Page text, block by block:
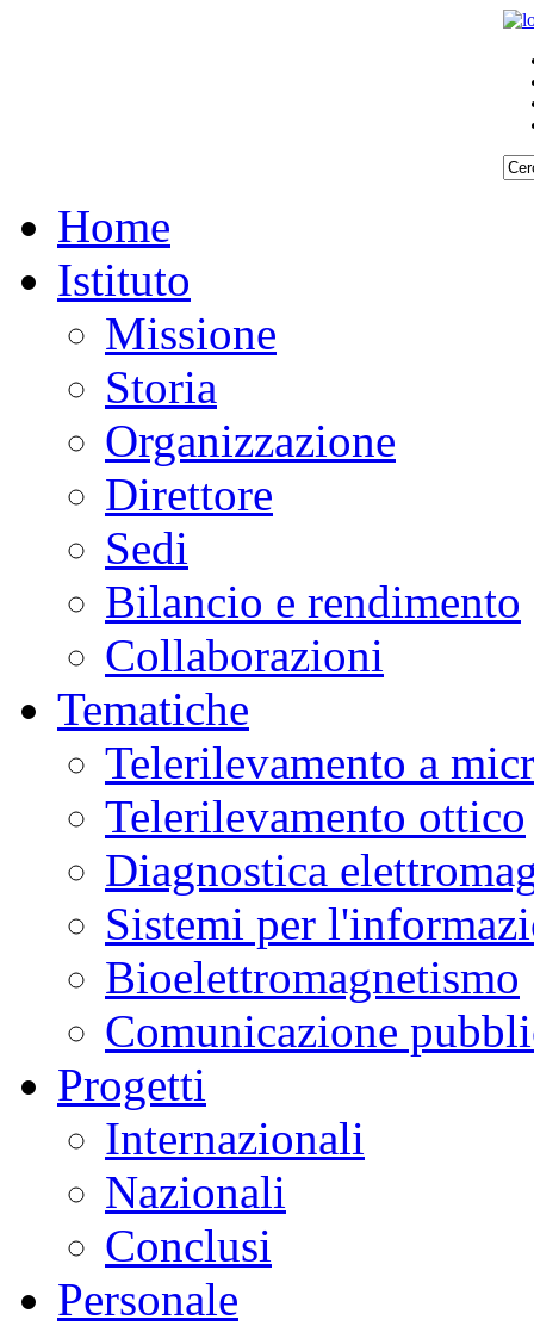
Home
Istituto
Missione
Storia
Organizzazione
Direttore
Sedi
Bilancio e rendimento
Collaborazioni
Tematiche
Telerilevamento a
Telerilevamento ottico
Diagnostica
Sistemi per
Bioelettromagnetismo
Comunicazione
Progetti
Internazionali
Nazionali
Conclusi
Personale